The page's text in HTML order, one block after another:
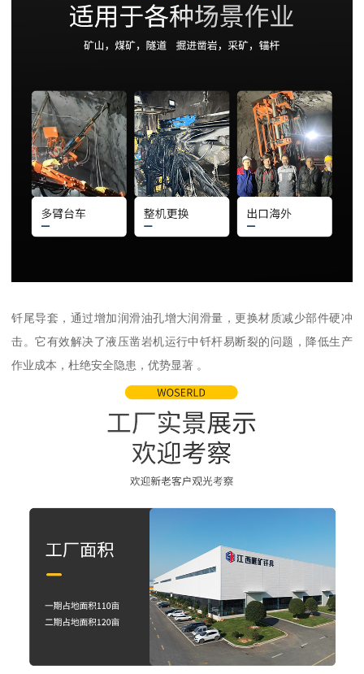
钎尾导套，通过增加润滑油孔增大润滑量，更换材质减少部件硬冲
击。它有效解决了液压凿岩机运行中钎杆易断裂的问题，降低生产
作业成本，杜绝安全隐患，优势显著 。